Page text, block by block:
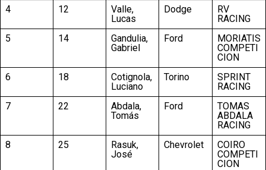
4
12
Valle,
Lucas
Dodge
RV
RACING
5
14
Gandulia,
Gabriel
Ford
MORIATIS
COMPETI
CION
6
18
Cotignola,
Luciano
Torino
SPRINT
RACING
7
22
Abdala,
Tomás
Ford
TOMAS
ABDALA
RACING
8
25
Rasuk,
José
Chevrolet
COIRO
COMPETI
CION